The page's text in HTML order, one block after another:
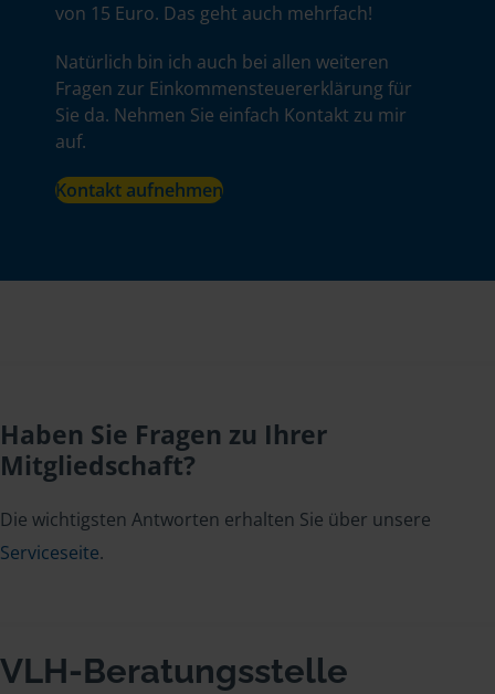
von 15 Euro. Das geht auch mehrfach!
Natürlich bin ich auch bei allen weiteren
Fragen zur Einkommensteuererklärung für
Sie da. Nehmen Sie einfach Kontakt zu mir
auf.
Kontakt aufnehmen
Haben Sie Fragen zu Ihrer
Mitgliedschaft?
Die wichtigsten Antworten erhalten Sie über unsere
Serviceseite.
VLH-Beratungsstelle